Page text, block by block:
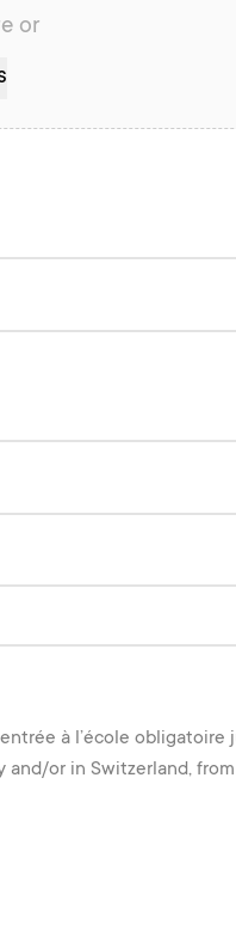
or
à l’école obligatoire
or in Switzerland,